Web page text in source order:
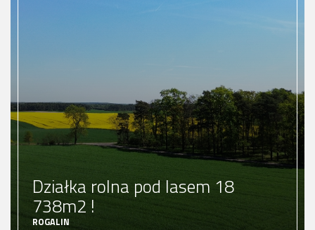
Działka rolna pod lasem 18
738m2 !
ROGALIN